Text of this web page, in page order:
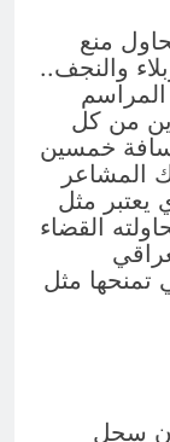
يحاول منع
والنجف..
من كل
خمسين
المشاعر
يعتبر مثل
القضاء
تمنحها مثل
سجل